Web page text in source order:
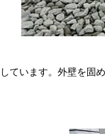
ています。外壁を固